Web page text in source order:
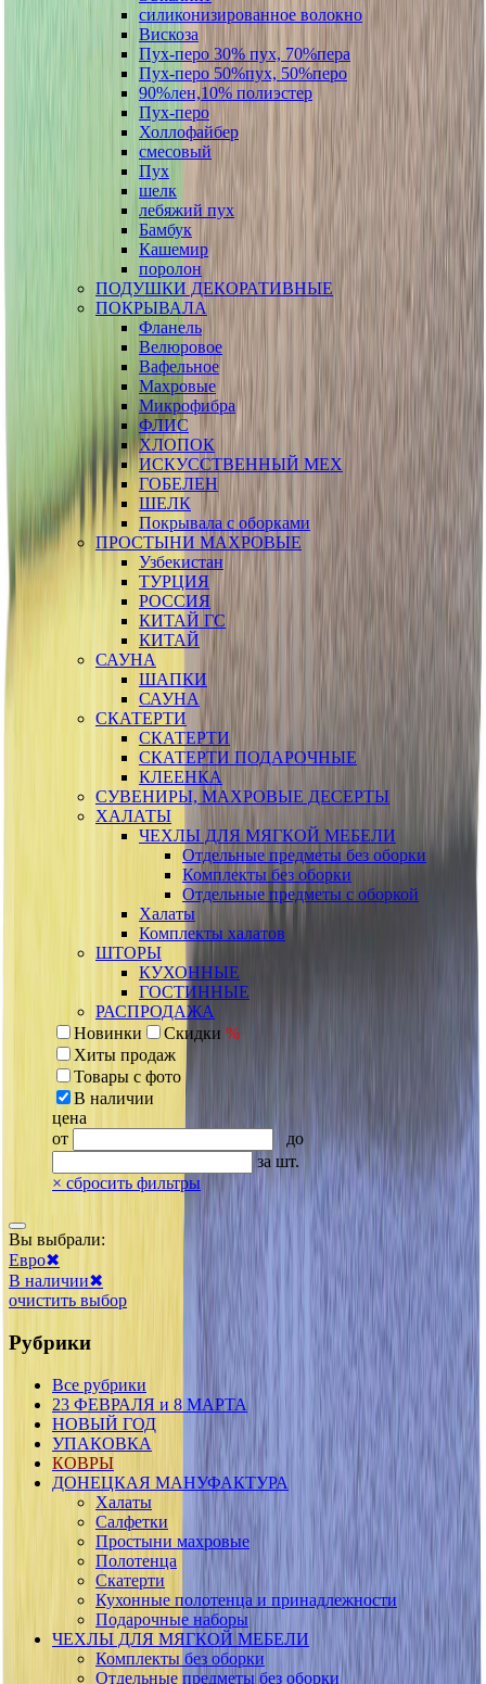
силиконизированное волокно
Вискоза
Пух-перо 30% пух, 70%пера
Пух-перо 50%пух, 50%перо
90%лен,10% полиэстер
Пух-перо
Холлофайбер
смесовый
Пух
шелк
лебяжий пух
Бамбук
Кашемир
поролон
ПОДУШКИ ДЕКОРАТИВНЫЕ
ПОКРЫВАЛА
Фланель
Велюровое
Вафельное
Махровые
Микрофибра
ФЛИС
ХЛОПОК
ИСКУССТВЕННЫЙ МЕХ
ГОБЕЛЕН
ШЕЛК
Покрывала с оборками
ПРОСТЫНИ МАХРОВЫЕ
Узбекистан
ТУРЦИЯ
РОССИЯ
КИТАЙ ГС
КИТАЙ
САУНА
ШАПКИ
САУНА
СКАТЕРТИ
СКАТЕРТИ
СКАТЕРТИ ПОДАРОЧНЫЕ
КЛЕЕНКА
СУВЕНИРЫ, МАХРОВЫЕ ДЕСЕРТЫ
ХАЛАТЫ
ЧЕХЛЫ ДЛЯ МЯГКОЙ МЕБЕЛИ
Отдельные предметы без оборки
Комплекты без оборки
Отдельные предметы с оборкой
Халаты
Комплекты халатов
ШТОРЫ
КУХОННЫЕ
ГОСТИННЫЕ
РАСПРОДАЖА
Новинки
Скидки %
Хиты продаж
Товары с фото
В наличии
цена
от
до
за шт.
× сбросить фильтры
Вы выбрали:
Евро✖
В наличии✖
очистить выбор
Рубрики
Все рубрики
23 ФЕВРАЛЯ и 8 МАРТА
НОВЫЙ ГОД
УПАКОВКА
КОВРЫ
ДОНЕЦКАЯ МАНУФАКТУРА
Халаты
Салфетки
Простыни махровые
Полотенца
Скатерти
Кухонные полотенца и принадлежности
Подарочные наборы
ЧЕХЛЫ ДЛЯ МЯГКОЙ МЕБЕЛИ
Комплекты без оборки
Отдельные предметы без оборки